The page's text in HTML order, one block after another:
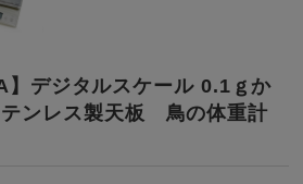
デジタルスケール 0.1ｇか
テンレス製天板 鳥の体重計